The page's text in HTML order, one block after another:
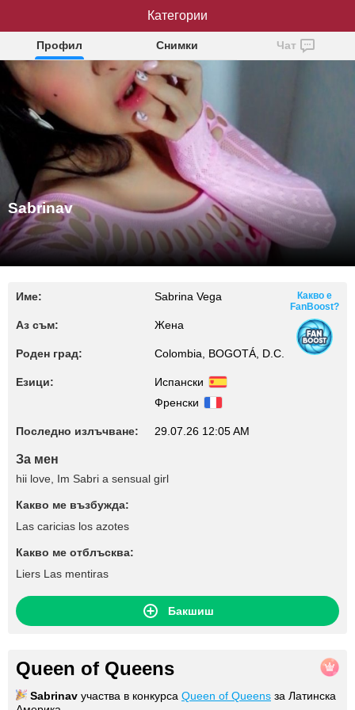
Sabrinav
Профил Снимки Чат
Sabrinav
Име: Sabrina Vega
Аз съм: Жена
Роден град: Colombia, BOGOTÁ, D.C.
Езици:
Испански
Френски
Последно излъчване: 29.07.26 12:05 AM
Какво е
FanBoost?
За мен
hii love, Im Sabri a sensual girl
Какво ме възбужда:
Las caricias los azotes
Какво ме отблъсква:
Liers Las mentiras
Бакшиш
Queen of Queens
Sabrinav участва в конкурса Queen of Queens за Латинска
Категории